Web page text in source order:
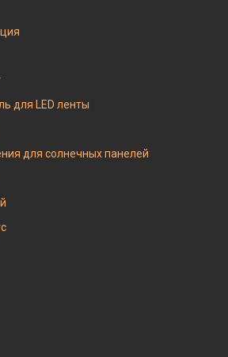
для LED ленты
для солнечных панелей